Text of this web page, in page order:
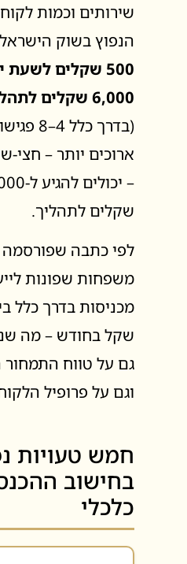
שירותים וכמות
הנפוץ בשוק
500 שקלים לשעת ייעוץ
6,000 שקלים לתהליך ליווי מלא
(בדרך
ארוכים יותר – חצי-
שקלים לתהליך.
לפי כתבה
משפחות שפונות
שקל בחודש – מה
גם על טווח
וגם על פרופיל
חמש טעויות
בחישוב
כלכלי